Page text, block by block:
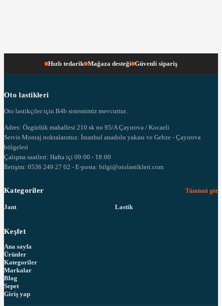
Hızlı tedarik Mağaza desteği Güvenli sipariş
Oto lastikleri
Oto lastikçiler için B4b sistemimiz mevcuttur..
Adres: Özgürlük mahallesi 210 sk no 95/A Çayırova / Kocaeli
Servis Montaj noktalarımız: İstanbul anadolu yakası ve Gebze - Çayırova
bölgeleri
Çalışma saatleri: Hafta içi 09:00 - 18:00
İletişim: 0536 249 27 02 - E-posta: bilgi@otolastikleri.com
Kategoriler Tümünü gör
Jant Lastik
Keşfet
Ana sayfa
Ürünler
Kategoriler
Markalar
Blog
Sepet
Giriş yap